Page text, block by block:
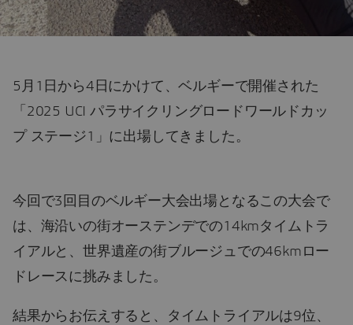
5月1日から4日にかけて、ベルギーで開催された
「2025 UCI パラサイクリングロードワールドカッ
プ ステージ1」に出場してきました。
今回で3回目のベルギー大会出場となるこの大会で
は、海沿いの街オーステンデでの14kmタイムトラ
イアルと、世界遺産の街ブルージュでの46kmロー
ドレースに挑みました。
結果からお伝えすると、タイムトライアルは9位、